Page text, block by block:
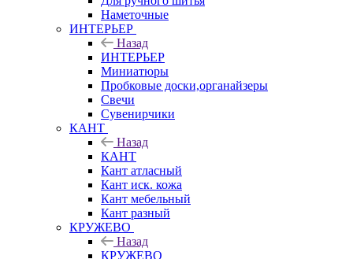
Наметочные
ИНТЕРЬЕР
Назад
ИНТЕРЬЕР
Миниатюры
Пробковые доски,органайзеры
Свечи
Сувенирчики
КАНТ
Назад
КАНТ
Кант атласный
Кант иск. кожа
Кант мебельный
Кант разный
КРУЖЕВО
Назад
КРУЖЕВО